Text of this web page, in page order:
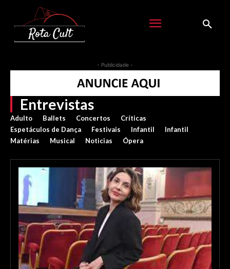
- Publicidade -
Entrevistas
Adulto Ballets Concertos
Críticas
Espetáculos de Dança
Festivais Infantil
Infantil
Matérias
Musical Noticias Ópera